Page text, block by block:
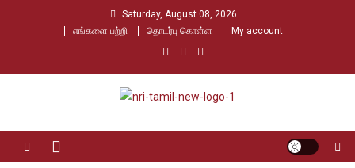
Saturday, August 08, 2026
எங்களை பற்றி
தொடர்பு கொள்ள My account
Nri Tamil